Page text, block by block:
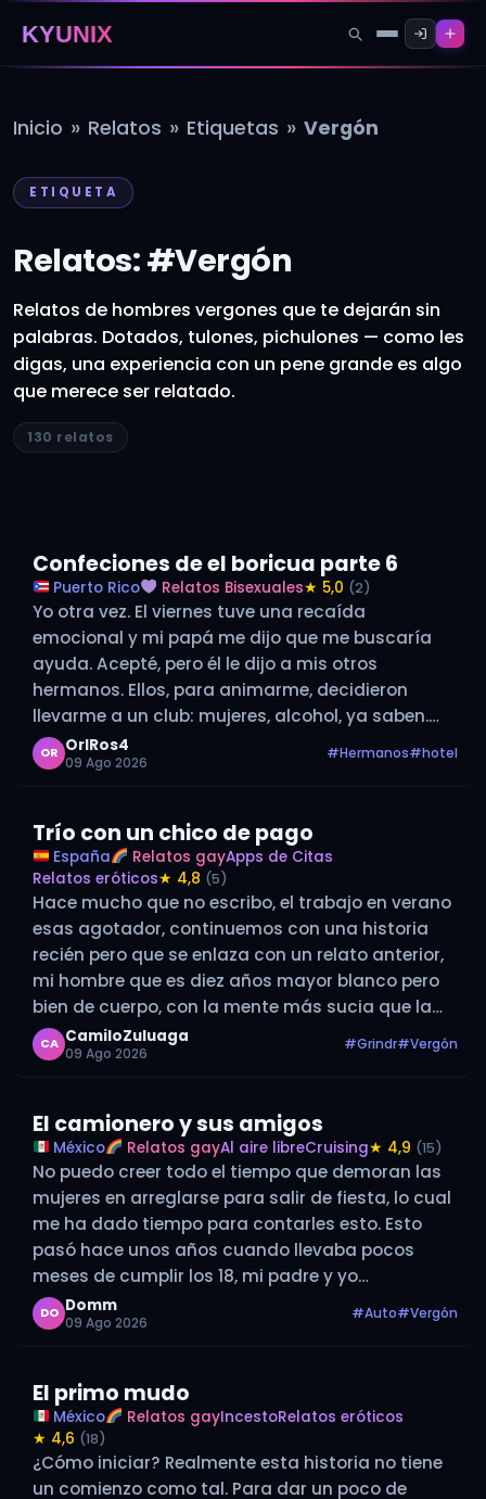
KYUNIX
Inicio » Relatos » Etiquetas » Vergón
ETIQUETA
Relatos: #Vergón
Relatos de hombres vergones que te dejarán sin
palabras. Dotados, tulones, pichulones — como les
digas, una experiencia con un pene grande es algo
que merece ser relatado.
130 relatos
Confeciones de el boricua parte 6
Puerto Rico Relatos Bisexuales★ 5,0 (2)
Yo otra vez. El viernes tuve una recaída
emocional y mi papá me dijo que me buscaría
ayuda. Acepté, pero él le dijo a mis otros
hermanos. Ellos, para animarme, decidieron
llevarme a un club: mujeres, alcohol, ya saben.
Pues les dije que sí. Hacía tiempo no salía con
mis…
OR OrlRos4
09 Ago 2026
#Hermanos#hotel
Trío con un chico de pago
España Relatos gayApps de Citas
Relatos eróticos★ 4,8 (5)
Hace mucho que no escribo, el trabajo en verano
esas agotador, continuemos con una historia
recién pero que se enlaza con un relato anterior,
mi hombre que es diez años mayor blanco pero
bien de cuerpo, con la mente más sucia que la
mía, yo contextura gruesa y mis piernas…
CA CamiloZuluaga
09 Ago 2026
#Grindr#Vergón
El camionero y sus amigos
México Relatos gayAl aire libreCruising★ 4,9 (15)
No puedo creer todo el tiempo que demoran las
mujeres en arreglarse para salir de fiesta, lo cual
me ha dado tiempo para contarles esto. Esto
pasó hace unos años cuando llevaba pocos
meses de cumplir los 18, mi padre y yo
llevábamos muy poco tiempo de mudarnos a
dónde…
DO Domm
09 Ago 2026
#Auto#Vergón
El primo mudo
México Relatos gayIncestoRelatos eróticos
★ 4,6 (18)
¿Cómo iniciar? Realmente esta historia no tiene
un comienzo como tal. Para dar un poco de